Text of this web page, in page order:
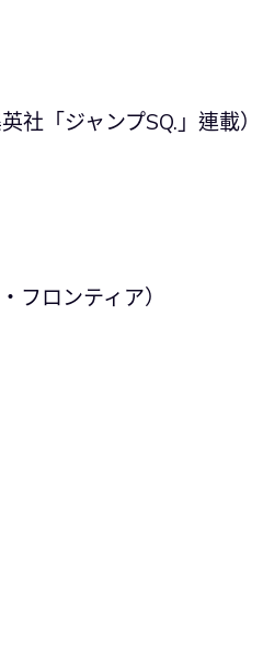
社「ジャンプSQ.」連載）
フロンティア）